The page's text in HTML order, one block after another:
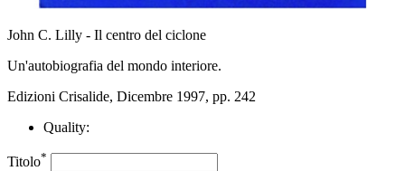
John C. Lilly - Il centro del ciclone
Un'autobiografia del mondo interiore.
Edizioni Crisalide, Dicembre 1997, pp. 242
Quality:
Titolo*